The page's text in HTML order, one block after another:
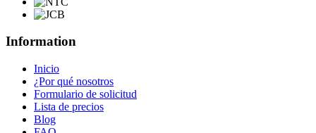
Information
Inicio
¿Por qué nosotros
Formulario de solicitud
Lista de precios
Blog